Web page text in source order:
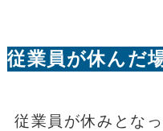
従業員が休んだ
従業員が休みとな